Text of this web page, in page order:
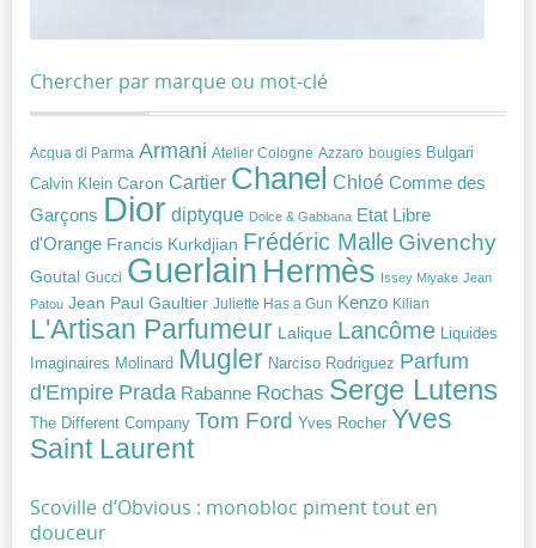
Chercher par marque ou mot-clé
Acqua di Parma Armani Atelier Cologne Azzaro bougies Bulgari
Calvin Klein Caron Cartier Chanel Chloé Comme des
Garçons Dior diptyque Dolce & Gabbana Etat Libre
d'Orange Francis Kurkdjian Frédéric Malle Givenchy
Goutal Gucci Guerlain Hermès Issey Miyake Jean
Patou Jean Paul Gaultier Juliette Has a Gun Kenzo Kilian
L'Artisan Parfumeur Lalique Lancôme Liquides
Imaginaires Molinard Mugler Narciso Rodriguez Parfum
d'Empire Prada Rabanne Rochas Serge Lutens
The Different Company Tom Ford Yves Rocher Yves
Saint Laurent
Scoville d’Obvious : monobloc piment tout en
douceur